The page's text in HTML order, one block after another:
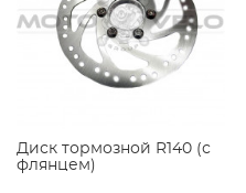
Диск тормозной R140 (с
флянцем)